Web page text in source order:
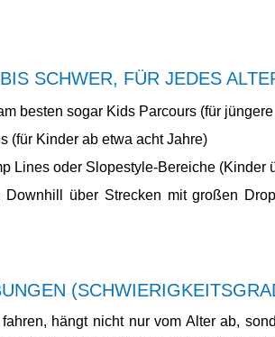
SCHWER, FÜR JEDES
besten sogar Kids Parcours (für
(für Kinder ab etwa acht Jahre)
Lines oder Slopestyle-Bereiche
über Strecken mit großen
hängt nicht nur vom Alter ab,